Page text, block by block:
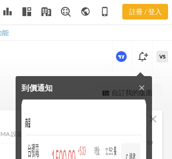
leaderboard public phone_iphone 註冊 / 登入
能
力券商
更強大的進階價量圖表
notification_add
到價通知 close
VS
view_quilt 自訂我的版面
close
19
MA 設定